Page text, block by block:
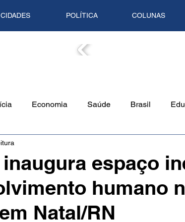
CIDADES POLÍTICA COLUNAS
Economia Saúde Brasil
Artigo Mundo Trânsito Mente em
espaço
humano
Natal/RN